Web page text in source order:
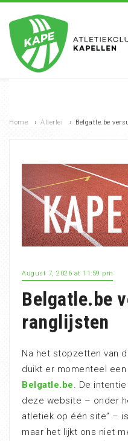
Home › Allerlei › Belgatle.be
August 7, 2026 at 11:59 pm
Belgatle.be
ranglijsten
Na het stopzetten van
duikt er momenteel
Belgatle.be. De
deze website – onder
atletiek op één site” –
maar het lijkt ons niet